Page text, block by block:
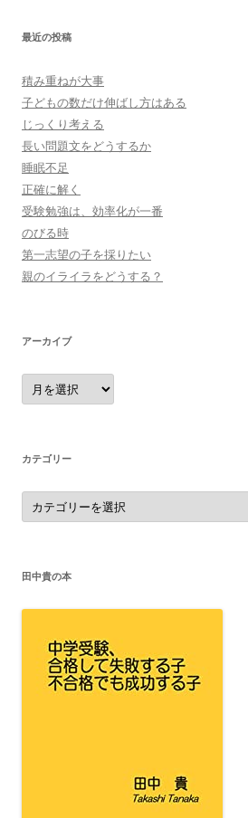
最近の投稿
積み重ねが大事
子どもの数だけ伸ばし方はある
じっくり考える
長い問題文をどうするか
睡眠不足
正確に解く
受験勉強は、効率化が一番
のびる時
第一志望の子を採りたい
親のイライラをどうする？
アーカイブ
ア
ー
カ
カテゴリー
カ
テ
ゴ
田中貴の本